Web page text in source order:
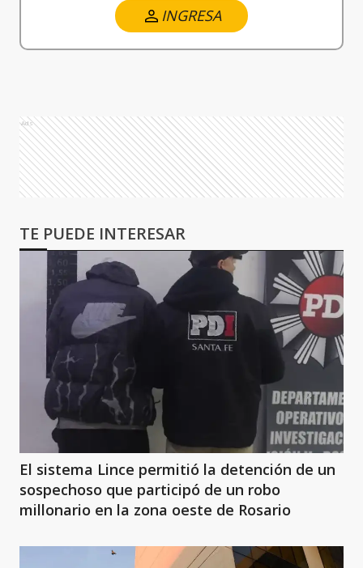
INGRESA
Ads
TE PUEDE INTERESAR
El sistema Lince permitió la detención de un
sospechoso que participó de un robo
millonario en la zona oeste de Rosario